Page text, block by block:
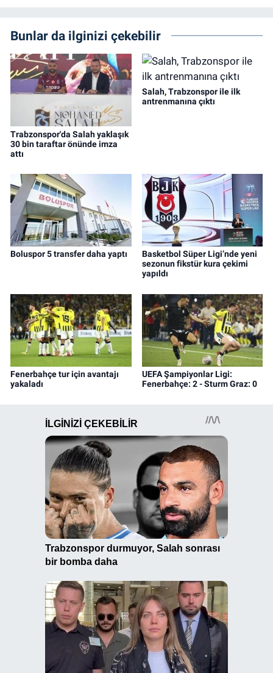
Bunlar da ilginizi çekebilir
Trabzonspor'da Salah yaklaşık
30 bin taraftar önünde imza
attı
Salah, Trabzonspor ile ilk
antrenmanına çıktı
Boluspor 5 transfer daha yaptı
Basketbol Süper Ligi’nde yeni
sezonun fikstür kura çekimi
yapıldı
Fenerbahçe tur için avantajı
yakaladı
UEFA Şampiyonlar Ligi:
Fenerbahçe: 2 - Sturm Graz: 0